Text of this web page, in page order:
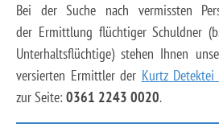
Bei der Suche nach vermissten
der Ermittlung flüchtiger Schuldner
Unterhaltsflüchtige) stehen Ihnen
versierten Ermittler der Kurtz
zur Seite: 0361 2243 0020.